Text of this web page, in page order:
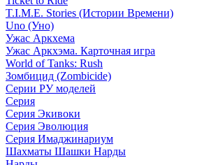
T.I.M.E. Stories (Истории Времени)
Uno (Уно)
Ужас Аркхема
Ужас Аркхэма. Карточная игра
World of Tanks: Rush
Зомбицид (Zombicide)
Серии РУ моделей
Серия
Серия Экивоки
Серия Эволюция
Серия Имаджинариум
Шахматы Шашки Нарды